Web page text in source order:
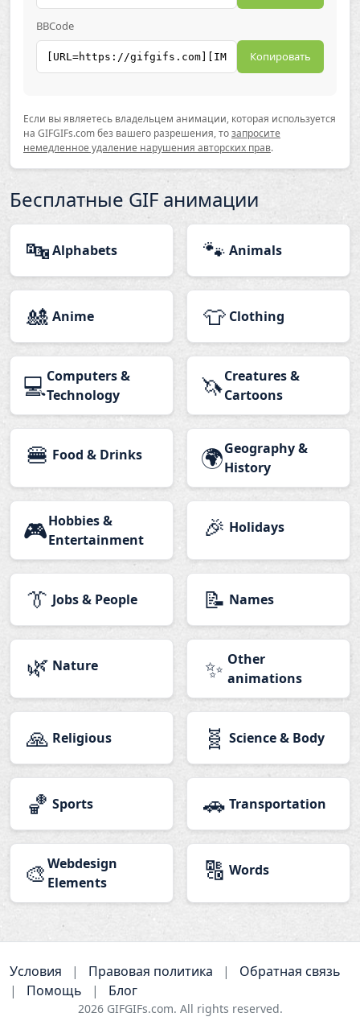
BBCode
Копировать
Если вы являетесь владельцем анимации, которая используется
на GIFGIFs.com без вашего разрешения, тозапросите
немедленное удаление нарушения авторских прав.
Бесплатные GIF анимации
🔤Alphabets 🐾 Animals
🎎 Anime 👕 Clothing
💻Computers &
Technology
🦄Creatures &
Cartoons
🍔 Food & Drinks 🌍Geography &
History
🎮Hobbies &
Entertainment
🎉 Holidays
👔 Jobs & People 📝 Names
🌿 Nature ✨ Other
animations
🙏 Religious 🧬 Science & Body
🏀 Sports 🚗 Transportation
🎨 Webdesign
Elements
🔠 Words
Условия | Правовая политика |
Обратная связь
|
Помощь | Блог
2026GIFGIFs.com. All rights reserved.